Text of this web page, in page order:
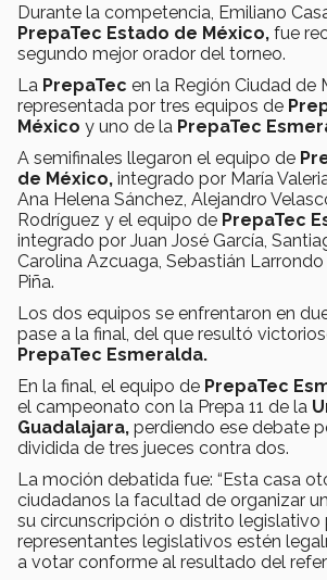
Durante la competencia, Emiliano
PrepaTec Estado de México, fue
segundo mejor orador del torneo.
La PrepaTec en la Región Ciudad de
representada por tres equipos de
México y uno de la PrepaTec
A semifinales llegaron el equipo de
de México, integrado por María
Ana Helena Sánchez, Alejandro
Rodríguez y el equipo de PrepaTec
integrado por Juan José García,
Carolina Azcuaga, Sebastián
Piña.
Los dos equipos se enfrentaron en
pase a la final, del que resultó
PrepaTec Esmeralda.
En la final, el equipo de PrepaTec
el campeonato con la Prepa 11 de la
Guadalajara, perdiendo ese debate
dividida de tres jueces contra dos.
La moción debatida fue: “Esta casa
ciudadanos la facultad de organizar
su circunscripción o distrito legislativo
representantes legislativos estén
a votar conforme al resultado del